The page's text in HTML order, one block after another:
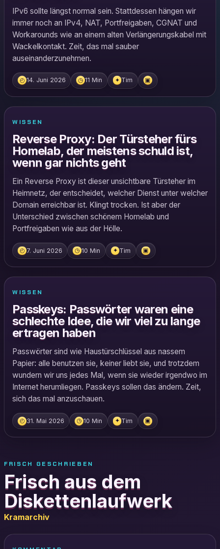
IPv6 sollte längst normal sein. Stattdessen hängen wir
immer noch an IPv4, NAT, Portfreigaben, CGNAT und
Workarounds wie an einem alten Verlängerungskabel mit
Wackelkontakt. Zeit, das mal sauber
auseinanderzunehmen.
◴ 14. Juni 2026 ◷ 11 Min ✦ Tim ▣
WISSEN
Reverse Proxy: Der Türsteher fürs
Homelab, der meistens schuld ist,
wenn gar nichts geht
Ein Reverse Proxy ist dieser unsichtbare Türsteher im
Heimnetz, der entscheidet, welcher Dienst unter welcher
Domain erreichbar ist. Klingt trocken. Ist aber der
Unterschied zwischen schönem Homelab und
Portfreigaben wie aus der Hölle.
◴ 7. Juni 2026 ◷ 10 Min ✦ Tim ▣
WISSEN
Passkeys: Passwörter waren eine
schlechte Idee, die wir viel zu lange
ertragen haben
Passwörter sind wie Haustürschlüssel aus nassem
Papier: alle benutzen sie, keiner liebt sie, und trotzdem
wundern wir uns jedes Mal, wenn sie wieder irgendwo im
Internet herumliegen. Passkeys sollen das ändern. Zeit,
sich das mal anzuschauen.
◴ 31. Mai 2026 ◷ 10 Min ✦ Tim ▣
FRISCH GESCHRIEBEN
Frisch aus dem
Diskettenlaufwerk
Kramarchiv